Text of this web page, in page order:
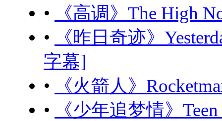
•
《高调》The High
•
《昨日奇迹》
字幕]
•
《火箭人》
•
《少年追梦情》